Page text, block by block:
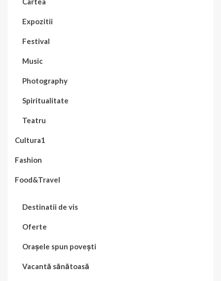
Expozitii
Festival
Music
Photography
Spiritualitate
Teatru
Cultura1
Fashion
Food&Travel
Destinatii de vis
Oferte
Orașele spun povești
Vacantă sănătoasă